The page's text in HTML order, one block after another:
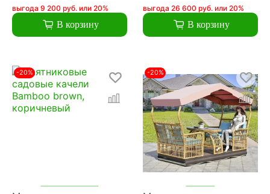
выгода 9 200 руб. или 20%
В корзину
выгода 26 600 руб. или 20%
В корзину
-20% -20%